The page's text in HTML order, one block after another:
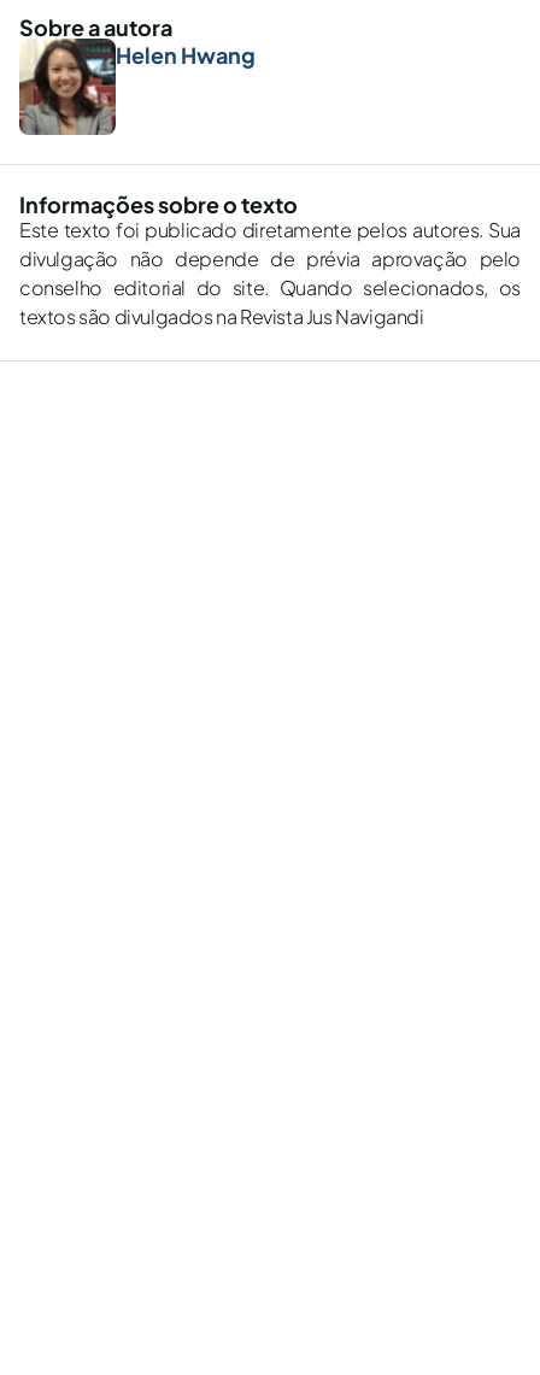
Sobre a autora
Helen Hwang
Informações sobre o texto
Este texto foi publicado diretamente pelos autores. Sua
divulgação não depende de prévia aprovação pelo
conselho editorial do site. Quando selecionados, os
textos são divulgados na Revista Jus Navigandi